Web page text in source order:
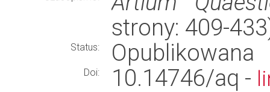
strony: 409-
Status: Opublikowana
Doi: 10.14746/aq -